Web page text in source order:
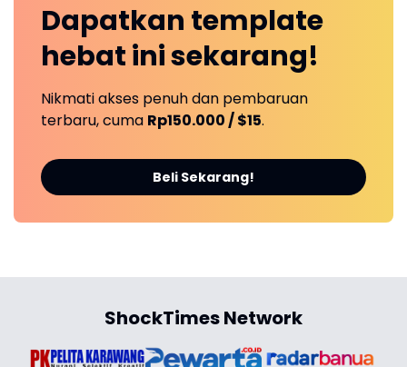
Dapatkan template
hebat inisekarang!
Nikmati akses penuh dan pembaruan
terbaru, cuma Rp150.000 / $15.
Beli Sekarang!
ShockTimes Network